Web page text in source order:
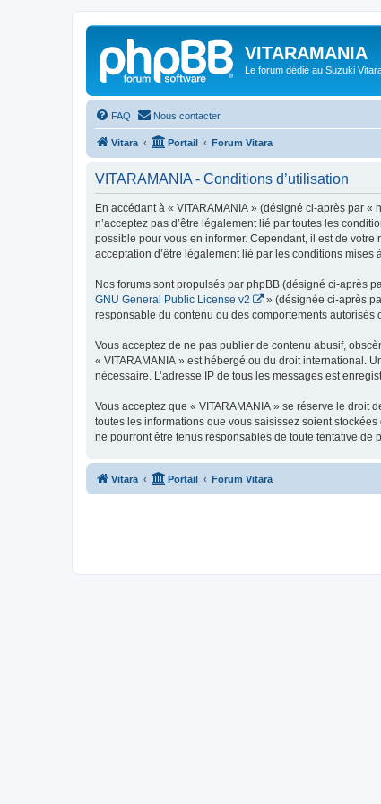
VITARAMANIA
Le forum dédié au Suzuki
FAQ Nous contacter
Vitara Portail Forum Vitara
VITARAMANIA - Conditions d’utilisation
En accédant à « VITARAMANIA » (désigné ci-après par «
n’acceptez pas d’être légalement lié par toutes les
possible pour vous en informer. Cependant, il est de
acceptation d’être légalement lié par les conditions mises
Nos forums sont propulsés par phpBB (désigné ci-après
GNU General Public License v2
» (désignée ci-après
responsable du contenu ou des comportements
Vous acceptez de ne pas publier de contenu abusif,
« VITARAMANIA » est hébergé ou du droit international.
nécessaire. L’adresse IP de tous les messages est
Vous acceptez que « VITARAMANIA » se réserve le droit
toutes les informations que vous saisissez soient
ne pourront être tenus responsables de toute tentative
Vitara Portail Forum Vitara